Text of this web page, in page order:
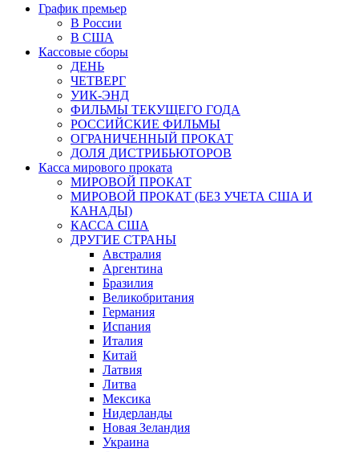
График премьер
В России
В США
Кассовые сборы
ДЕНЬ
ЧЕТВЕРГ
УИК-ЭНД
ФИЛЬМЫ ТЕКУЩЕГО ГОДА
РОССИЙСКИЕ ФИЛЬМЫ
ОГРАНИЧЕННЫЙ ПРОКАТ
ДОЛЯ ДИСТРИБЬЮТОРОВ
Касса мирового проката
МИРОВОЙ ПРОКАТ
МИРОВОЙ ПРОКАТ (БЕЗ УЧЕТА США И
КАНАДЫ)
КАССА США
ДРУГИЕ СТРАНЫ
Австралия
Аргентина
Бразилия
Великобритания
Германия
Испания
Италия
Китай
Латвия
Литва
Мексика
Нидерланды
Новая Зеландия
Украина